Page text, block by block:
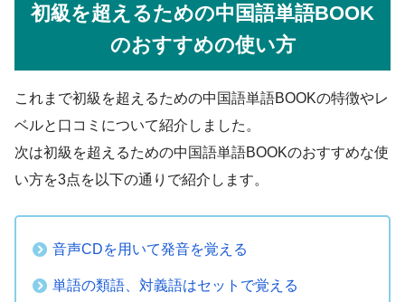
初級を超えるための中国語単語BOOK
のおすすめの使い方
これまで初級を超えるための中国語単語BOOKの特徴やレ
ベルと口コミについて紹介しました。
次は初級を超えるための中国語単語BOOKのおすすめな使
い方を3点を以下の通りで紹介します。
音声CDを用いて発音を覚える
単語の類語、対義語はセットで覚える